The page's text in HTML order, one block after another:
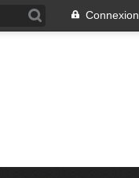
Connexion